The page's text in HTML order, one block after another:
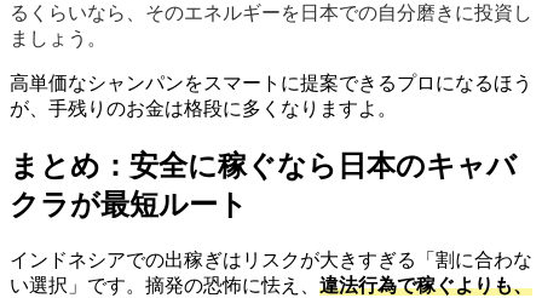
るくらいなら、そのエネルギーを日本での自分磨きに投資し
ましょう。
高単価なシャンパンをスマートに提案できるプロになるほう
が、手残りのお金は格段に多くなりますよ。
まとめ：安全に稼ぐなら日本のキャバ
クラが最短ルート
インドネシアでの出稼ぎはリスクが大きすぎる「割に合わな
い選択」です。摘発の恐怖に怯え、 違法行為で稼ぐよりも、